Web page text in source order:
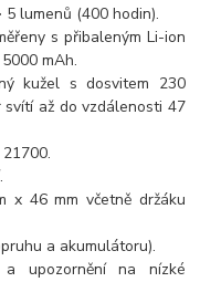
lumenů (400 hodin).
s přibaleným Li-ion
mAh.
kužel s dosvitem 230
až do vzdálenosti 47
x 46 mm včetně držáku
a akumulátoru).
a upozornění na nízké